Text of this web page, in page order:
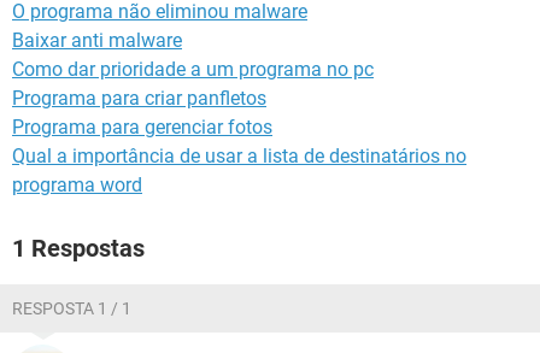
O programa não eliminou malware
Baixar anti malware
Como dar prioridade a um programa no pc
Programa para criar panfletos
Programa para gerenciar fotos
Qual a importância de usar a lista de destinatários no
programa word
1 Respostas
RESPOSTA 1 / 1